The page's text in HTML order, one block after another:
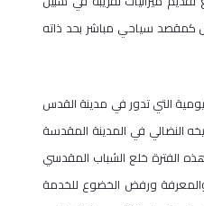
كمقصد سياحي مباشر بحد ذاته
التي تدور في مدينة القدس
من تاريخه النضالي في المدينة المقدسة
الفترة خلع الشباب المقدسي
ورفض الخضوع للخدمة